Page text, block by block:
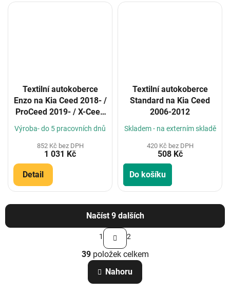
Textilní autokoberce
Enzo na Kia Ceed 2018- /
ProCeed 2019- / X-Ceed
Výroba- do 5 pracovních dnů
852 Kč bez DPH
1 031 Kč
Detail
Textilní autokoberce
Standard na Kia Ceed
2006-2012
Skladem - na externím skladě
420 Kč bez DPH
508 Kč
Do košíku
O
v
l
á
d
Načíst 9 dalších
S
t
r
á
n
k
o
1 2
39položek celkem
Nahoru